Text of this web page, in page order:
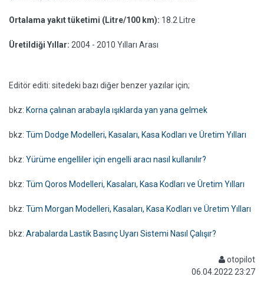
Ortalama yakıt tüketimi (Litre/100 km): 18.2 Litre
Üretildiği Yıllar: 2004 - 2010 Yılları Arası
Editör editi: sitedeki bazı diğer benzer yazılar için;
bkz: Korna çalınan arabayla ışıklarda yan yana gelmek
bkz: Tüm Dodge Modelleri, Kasaları, Kasa Kodları ve Üretim Yılları
bkz: Yürüme engelliler için engelli aracı nasıl kullanılır?
bkz: Tüm Qoros Modelleri, Kasaları, Kasa Kodları ve Üretim Yılları
bkz: Tüm Morgan Modelleri, Kasaları, Kasa Kodları ve Üretim Yılları
bkz: Arabalarda Lastik Basınç Uyarı Sistemi Nasıl Çalışır?
otopilot
06.04.2022 23:27